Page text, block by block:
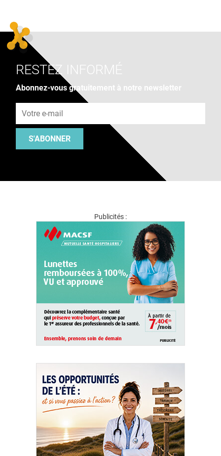
RESTEZ INFORMÉ
Abonnez-vous gratuitement à notre newsletter
S'ABONNER
Publicités :